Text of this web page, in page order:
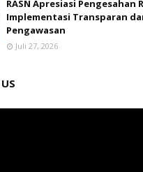
RASN Apresiasi Pengesahan
Implementasi Transparan
Pengawasan
Juli 27, 2026